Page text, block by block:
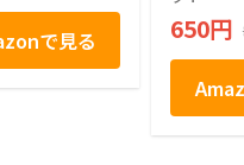
で見る
ト お取
り寄せ
駄菓子
ぶどう
カット
ギフト
650円